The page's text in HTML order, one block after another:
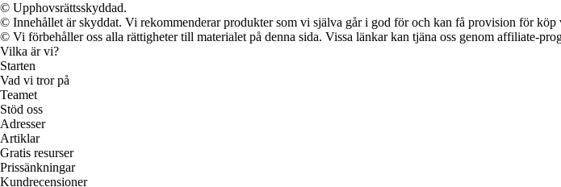
© Upphovsrättsskyddad.
© Innehållet är skyddat. Vi rekommenderar produkter som vi själva går i god för och kan få provision för köp
© Vi förbehåller oss alla rättigheter till materialet på denna sida. Vissa länkar kan tjäna oss genom affiliate-
Vilka är vi?
Starten
Vad vi tror på
Teamet
Stöd oss
Adresser
Artiklar
Gratis resurser
Prissänkningar
Kundrecensioner